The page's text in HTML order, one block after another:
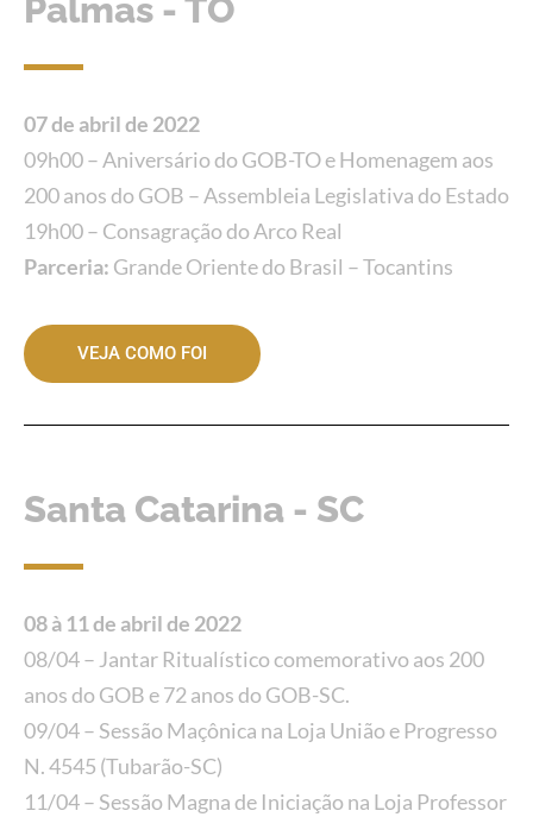
Palmas - TO
07 de abril de 2022
09h00 – Aniversário do GOB-TO e Homenagem aos
200 anos do GOB – Assembleia Legislativa do Estado
19h00 – Consagração do Arco Real
Parceria: Grande Oriente do Brasil – Tocantins
VEJA COMO FOI
Santa Catarina - SC
08 à 11 de abril de 2022
08/04 – Jantar Ritualístico comemorativo aos 200
anos do GOB e 72 anos do GOB-SC.
09/04 – Sessão Maçônica na Loja União e Progresso
N. 4545 (Tubarão-SC)
11/04 – Sessão Magna de Iniciação na Loja Professor